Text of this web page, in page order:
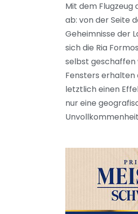
Mit dem Flugzeug
ab: von der Seite
Geheimnisse der
sich die Ria
selbst geschaffen
Fensters erhalten
letztlich einen
nur eine